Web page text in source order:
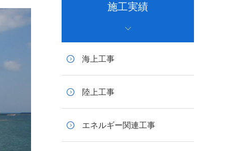
施工実績
海上工事
陸上工事
エネルギー関連工事